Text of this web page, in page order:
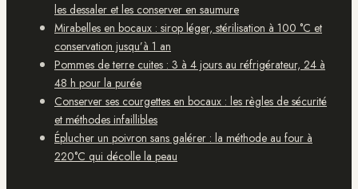
les dessaler et les conserver en saumure
Mirabelles en bocaux : sirop léger, stérilisation à 100 °C et
conservation jusqu’à 1 an
Pommes de terre cuites : 3 à 4 jours au réfrigérateur, 24 à
48 h pour la purée
Conserver ses courgettes en bocaux : les règles de sécurité
et méthodes infaillibles
Éplucher un poivron sans galérer : la méthode au four à
220°C qui décolle la peau